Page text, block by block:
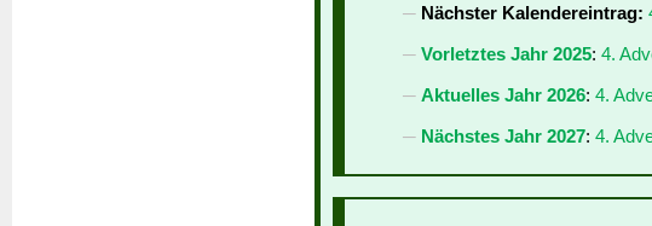
Nächster Kalendereintrag:
Vorletztes Jahr 2025: 4.
Aktuelles Jahr 2026: 4.
Nächstes Jahr 2027: 4.